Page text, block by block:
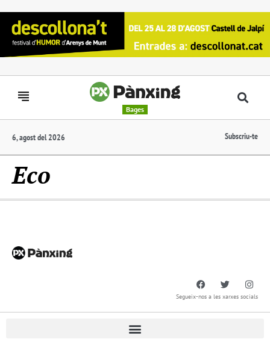
Bages
6, agost del 2026 Subscriu-te
Eco
Segueix-nos a les xarxes socials